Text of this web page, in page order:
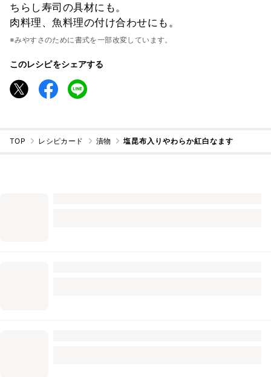
ちらし寿司の具材にも。
肉料理、魚料理の付け合わせにも。
※みやすさのために書式を一部改変しています。
このレシピをシェアする
TOP レシピカード 漬物 塩昆布入りやわらか紅白なます